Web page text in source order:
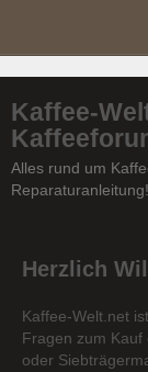
Kaffee-
Alles rund um
Reparaturanleitung!
Herzlich
Kaffee-Welt.net
Fragen zum
oder